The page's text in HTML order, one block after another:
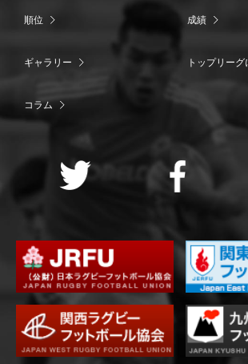
順位 成績
ギャラリー トップリーグ
コラム